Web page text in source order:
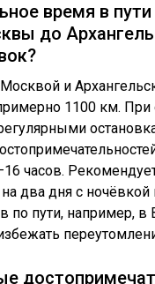
время в пути
до
и
1100 км.
часов.
два дня с
по пути, например, в